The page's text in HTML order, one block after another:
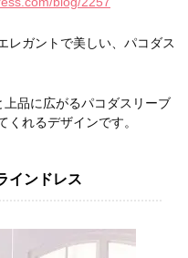
レガントで美しい、パコダス
品に広がるパコダスリーブ
くれるデザインです。
インドレス